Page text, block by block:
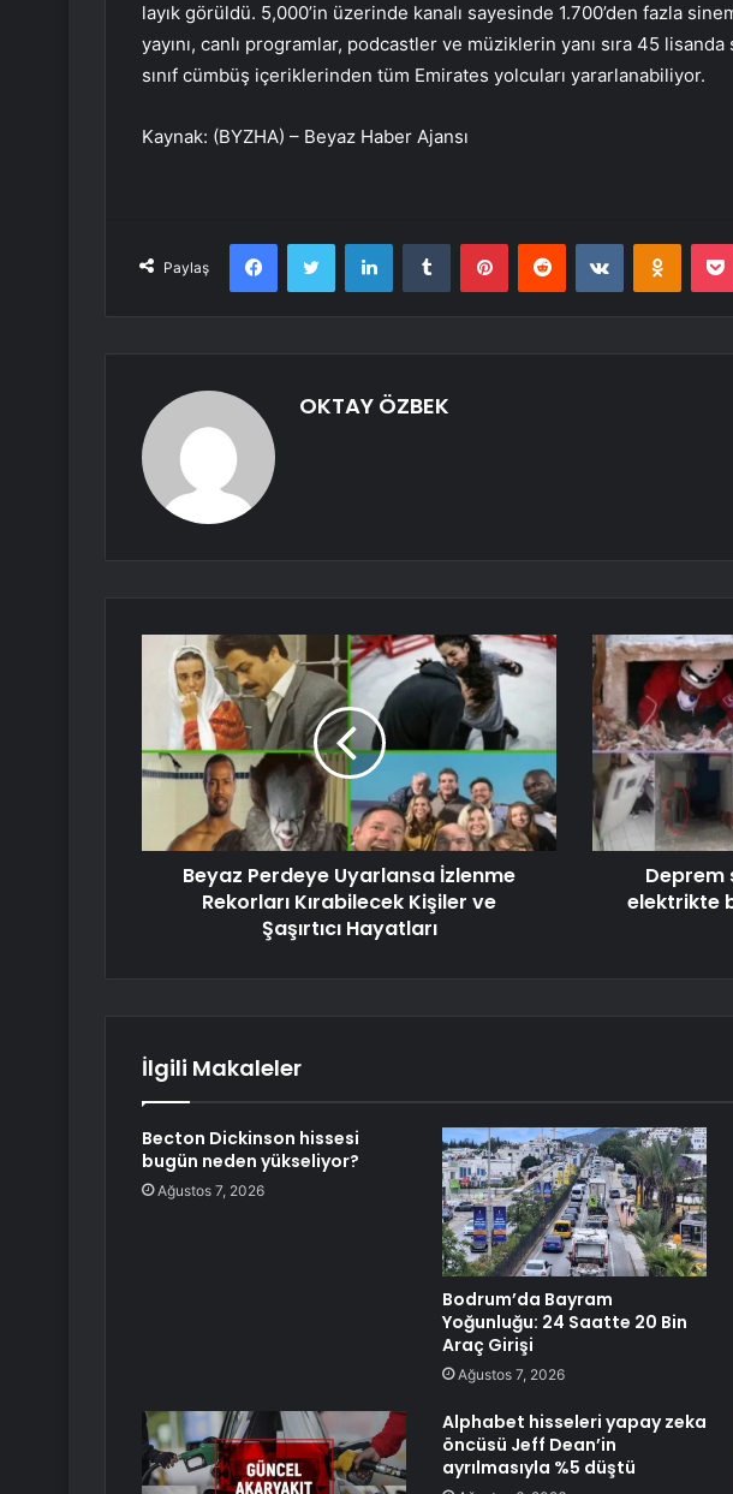
layık görüldü. 5,000’in üzerinde kanalı sayesinde 1.700’den fazla
yayını, canlı programlar, podcastler ve müziklerin yanı sıra 45
sınıf cümbüş içeriklerinden tüm Emirates yolcuları yararlanabiliyor.
Kaynak: (BYZHA) – Beyaz Haber Ajansı
Paylaş
FacebookTwitter LinkedInTumblr PinterestReddit VKontakte
OKTAY ÖZBEK
Beyaz Perdeye Uyarlansa İzlenme
Rekorları Kırabilecek Kişiler ve
Şaşırtıcı Hayatları
Deprem
elektrikte
İlgili Makaleler
Becton Dickinson hissesi
bugün neden yükseliyor?
Ağustos 7, 2026
Bodrum’da Bayram
Yoğunluğu: 24 Saatte 20 Bin
Araç Girişi
Ağustos 7, 2026
Alphabet hisseleri yapay zeka
öncüsü Jeff Dean’in
ayrılmasıyla %5 düştü